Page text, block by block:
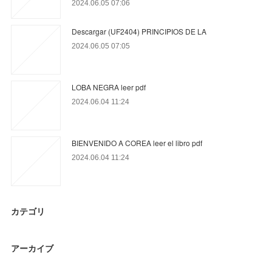
2024.06.05 07:06
Descargar (UF2404) PRINCIPIOS DE LA
2024.06.05 07:05
LOBA NEGRA leer pdf
2024.06.04 11:24
BIENVENIDO A COREA leer el libro pdf
2024.06.04 11:24
カテゴリ
アーカイブ